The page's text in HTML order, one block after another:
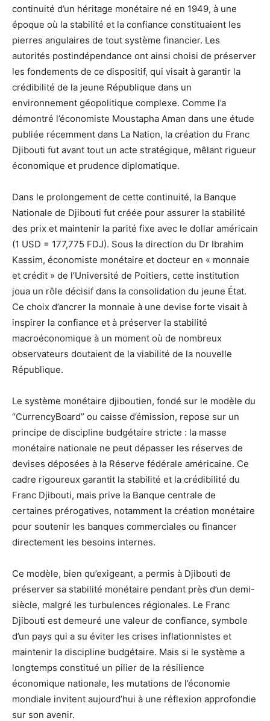
continuité d’un héritage monétaire né en 1949, à une
époque où la stabilité et la confiance constituaient les
pierres angulaires de tout système financier. Les
autorités postindépendance ont ainsi choisi de préserver
les fondements de ce dispositif, qui visait à garantir la
crédibilité de la jeune République dans un
environnement géopolitique complexe. Comme l’a
démontré l’économiste Moustapha Aman dans une étude
publiée récemment dans La Nation, la création du Franc
Djibouti fut avant tout un acte stratégique, mêlant rigueur
économique et prudence diplomatique.
Dans le prolongement de cette continuité, la Banque
Nationale de Djibouti fut créée pour assurer la stabilité
des prix et maintenir la parité fixe avec le dollar américain
(1 USD = 177,775 FDJ). Sous la direction du Dr Ibrahim
Kassim, économiste monétaire et docteur en « monnaie
et crédit » de l’Université de Poitiers, cette institution
joua un rôle décisif dans la consolidation du jeune État.
Ce choix d’ancrer la monnaie à une devise forte visait à
inspirer la confiance et à préserver la stabilité
macroéconomique à un moment où de nombreux
observateurs doutaient de la viabilité de la nouvelle
République.
Le système monétaire djiboutien, fondé sur le modèle du
“CurrencyBoard” ou caisse d’émission, repose sur un
principe de discipline budgétaire stricte : la masse
monétaire nationale ne peut dépasser les réserves de
devises déposées à la Réserve fédérale américaine. Ce
cadre rigoureux garantit la stabilité et la crédibilité du
Franc Djibouti, mais prive la Banque centrale de
certaines prérogatives, notamment la création monétaire
pour soutenir les banques commerciales ou financer
directement les besoins internes.
Ce modèle, bien qu’exigeant, a permis à Djibouti de
préserver sa stabilité monétaire pendant près d’un demi-
siècle, malgré les turbulences régionales. Le Franc
Djibouti est demeuré une valeur de confiance, symbole
d’un pays qui a su éviter les crises inflationnistes et
maintenir la discipline budgétaire. Mais si le système a
longtemps constitué un pilier de la résilience
économique nationale, les mutations de l’économie
mondiale invitent aujourd’hui à une réflexion approfondie
sur son avenir.